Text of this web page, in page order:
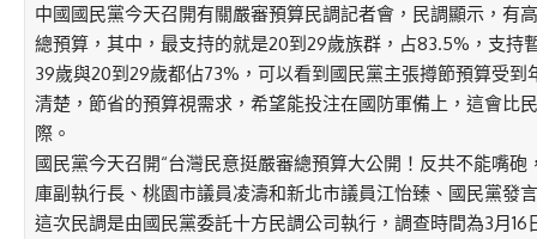
中國國民黨今天召開有關嚴審預算民調記者會，民調顯示，有
總預算，其中，最支持的就是20到29歲族群，占83.5%，支持
39歲與20到29歲都佔73%，可以看到國民黨主張撙節預算受
清楚，節省的預算視需求，希望能投注在國防軍備上，這會比
際。
國民黨今天召開“台灣民意挺嚴審總預算大公開！反共不能嘴砲
庫副執行長、桃園市議員凌濤和新北市議員江怡臻、國民黨發
這次民調是由國民黨委託十方民調公司執行，調查時間為3月16